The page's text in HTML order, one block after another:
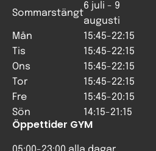
Sommarstängt
6 juli - 9
augusti
Mån
15:45-22:15
Tis
15:45-22:15
Ons
15:45-22:15
Tor
15:45-22:15
Fre
15:45-20:15
Sön
14:15-21:15
Öppettider GYM